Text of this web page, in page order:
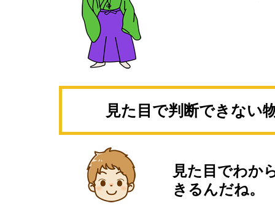
見た目で判断できない
見た目でわか
きるんだね。